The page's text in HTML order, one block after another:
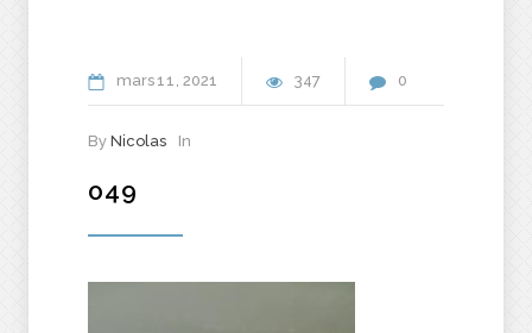
mars11 2021 347 0
By Nicolas In
049